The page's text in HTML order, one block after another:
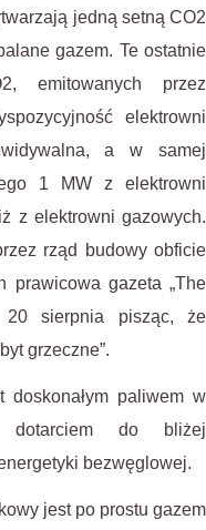
jedną setną CO2
gazem. Te ostatnie
emitowanych przez
elektrowni
a w samej
1 MW z elektrowni
z elektrowni gazowych.
rząd budowy obficie
prawicowa gazeta „The
20 sierpnia pisząc, że
grzeczne”.
paliwem w
dotarciem do bliżej
bezwęglowej.
jest po prostu gazem